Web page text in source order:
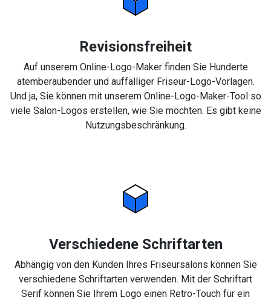
Revisionsfreiheit
Auf unserem Online-Logo-Maker finden Sie Hunderte
atemberaubender und auffälliger Friseur-Logo-Vorlagen.
Und ja, Sie können mit unserem Online-Logo-Maker-Tool so
viele Salon-Logos erstellen, wie Sie möchten. Es gibt keine
Nutzungsbeschränkung.
Verschiedene Schriftarten
Abhängig von den Kunden Ihres Friseursalons können Sie
verschiedene Schriftarten verwenden. Mit der Schriftart
Serif können Sie Ihrem Logo einen Retro-Touch für ein